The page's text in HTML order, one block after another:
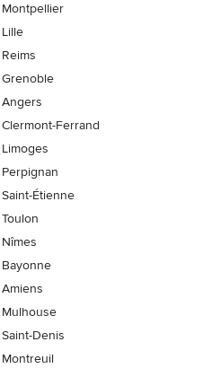
Montpellier
Lille
Reims
Grenoble
Angers
Clermont-Ferrand
Limoges
Perpignan
Saint-Étienne
Toulon
Nîmes
Bayonne
Amiens
Mulhouse
Saint-Denis
Montreuil